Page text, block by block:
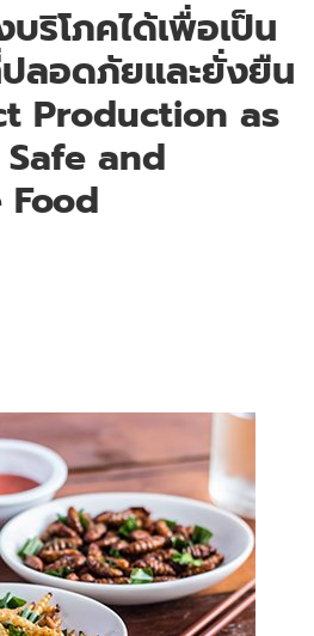
ริโภคได้เพื่อเป็น
ลอดภัยและยั่งยืน
Production as
and